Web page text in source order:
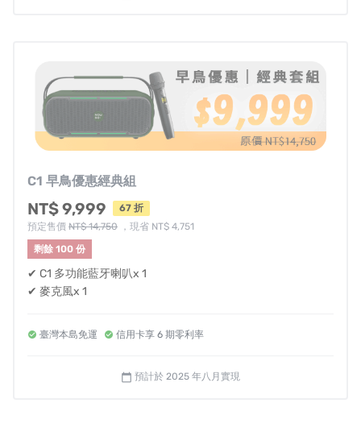
樂也很適合。
專業3C部落客評測心得總結：
▪︎3C部落客盲狙：NOWGO C1是令人驚豔的派對藍牙
喇叭，超派重低音表現，消除人聲伴唱不用灌歌。
▪︎3C部落客爆肝工程師：
NOWGO C1具有 AI人聲消除＋100瓦優質音響＋收
音效果好又不延遲的無線麥克風 是咖啡店最佳首選
C1 早鳥優惠經典組
NT$ 9,999
67 折
預定售價 NT$ 14,750 ，現省 NT$ 4,751
剩餘 100 份
✔ C1 多功能藍牙喇叭x 1
✔ 麥克風x 1
臺灣本島免運 信用卡享 6 期零利率
calendar_today 預計於 2025 年八月實現